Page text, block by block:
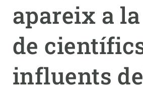
apareix a
de
influents
CIÈNCIA EN ACCIÓ
UNEIX-TE A NOSALTRES
PARTICIPA